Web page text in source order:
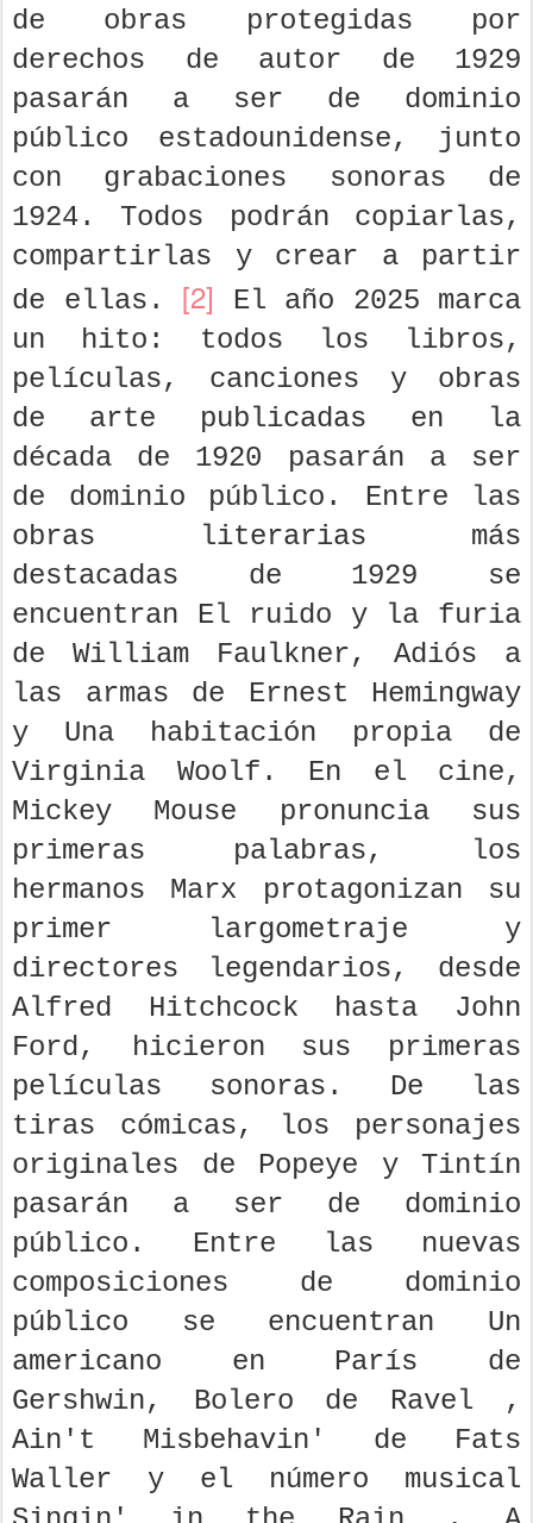
de obras protegidas por
derechos de autor de 1929
pasarán a ser de dominio
público estadounidense, junto
con grabaciones sonoras de
1924. Todos podrán copiarlas,
compartirlas y crear a partir
de ellas. [2] El año 2025 marca
un hito: todos los libros,
películas, canciones y obras
de arte publicadas en la
década de 1920 pasarán a ser
de dominio público. Entre las
obras literarias más
destacadas de 1929 se
encuentran El ruido y la furia
de William Faulkner, Adiós a
las armas de Ernest Hemingway
y Una habitación propia de
Virginia Woolf. En el cine,
Mickey Mouse pronuncia sus
primeras palabras, los
hermanos Marx protagonizan su
primer largometraje y
directores legendarios, desde
Alfred Hitchcock hasta John
Ford, hicieron sus primeras
películas sonoras. De las
tiras cómicas, los personajes
originales de Popeye y Tintín
pasarán a ser de dominio
público. Entre las nuevas
composiciones de dominio
público se encuentran Un
americano en París de
Gershwin, Bolero de Ravel ,
Ain't Misbehavin' de Fats
Waller y el número musical